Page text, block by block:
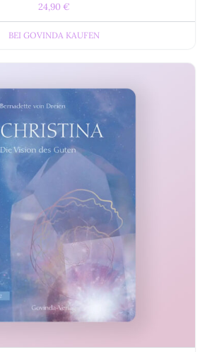
24,90€
BEI GOVINDA KAUFEN